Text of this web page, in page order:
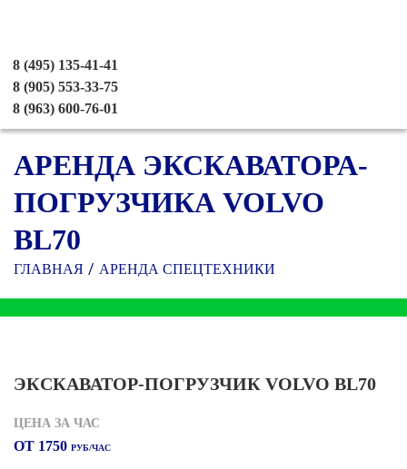
8 (495) 135-41-41
8 (905) 553-33-75
8 (963) 600-76-01
АРЕНДА ЭКСКАВАТОРА-
ПОГРУЗЧИКА VOLVO
BL70
ГЛАВНАЯ АРЕНДА СПЕЦТЕХНИКИ
ЭКСКАВАТОР-ПОГРУЗЧИК VOLVO BL70
ЦЕНА ЗА ЧАС
ОТ 1750 РУБ/ЧАС